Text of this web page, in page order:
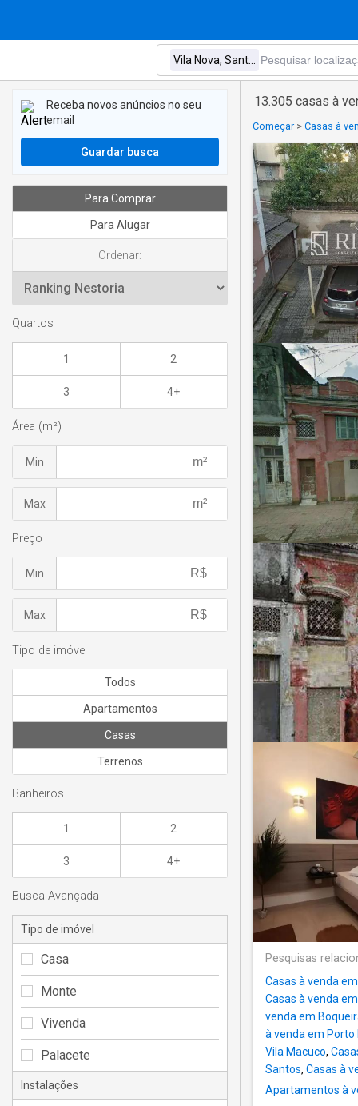
13.305 casas à
Começar > Casas à
Pesquisas
Casas à venda
Casas à venda
venda em
à venda em Porto
Vila Macuco,
Santos, Casas à
Apartamentos à
Receba novos anúncios no seu
email
Guardar busca
Para Comprar
Para Alugar
Ordenar:
Quartos
1 2
3 4+
Área (m²)
Min
Max
Preço
Min
Max
Tipo de imóvel
Todos
Apartamentos
Casas
Terrenos
Banheiros
1 2
3 4+
Busca Avançada
Tipo de imóvel
Casa
Monte
Vivenda
Palacete
Instalações